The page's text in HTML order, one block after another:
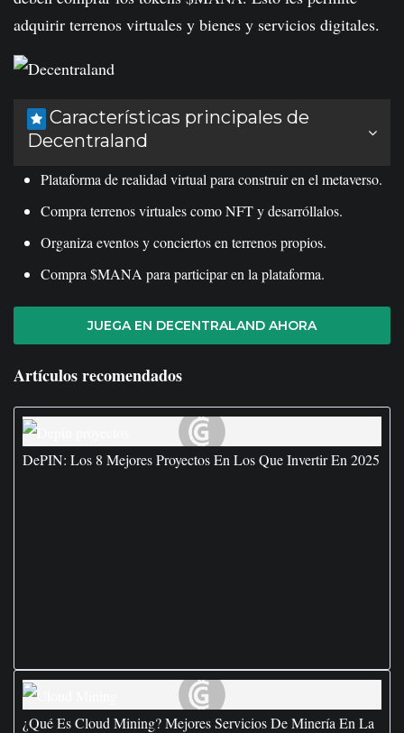
adquirir terrenos virtuales y bienes y servicios digitales.
Características principales de
Decentraland
Plataforma de realidad virtual para construir en el metaverso.
Compra terrenos virtuales como NFT y desarróllalos.
Organiza eventos y conciertos en terrenos propios.
Compra $MANA para participar en la plataforma.
JUEGA EN DECENTRALAND AHORA
Artículos recomendados
DePIN: Los 8 Mejores Proyectos En Los Que Invertir En 2025
¿Qué Es Cloud Mining? Mejores Servicios De Minería En La